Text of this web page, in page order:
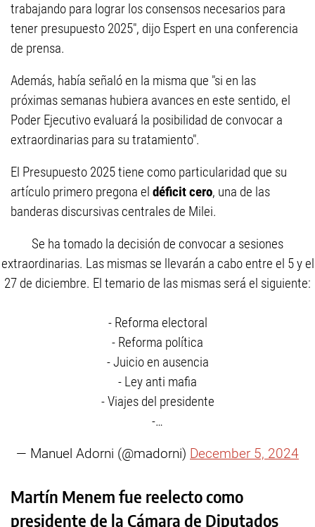
trabajando para lograr los consensos necesarios para
tener presupuesto 2025", dijo Espert en una conferencia
de prensa.
Además, había señaló en la misma que "si en las
próximas semanas hubiera avances en este sentido, el
Poder Ejecutivo evaluará la posibilidad de convocar a
extraordinarias para su tratamiento".
El Presupuesto 2025 tiene como particularidad que su
artículo primero pregona el déficit cero, una de las
banderas discursivas centrales de Milei.
Se ha tomado la decisión de convocar a sesiones
extraordinarias. Las mismas se llevarán a cabo entre el 5 y el
27 de diciembre. El temario de las mismas será el siguiente:
- Reforma electoral
- Reforma política
- Juicio en ausencia
- Ley anti mafia
- Viajes del presidente
-…
— Manuel Adorni (@madorni) December 5, 2024
Martín Menem fue reelecto como
presidente de la Cámara de Diputados